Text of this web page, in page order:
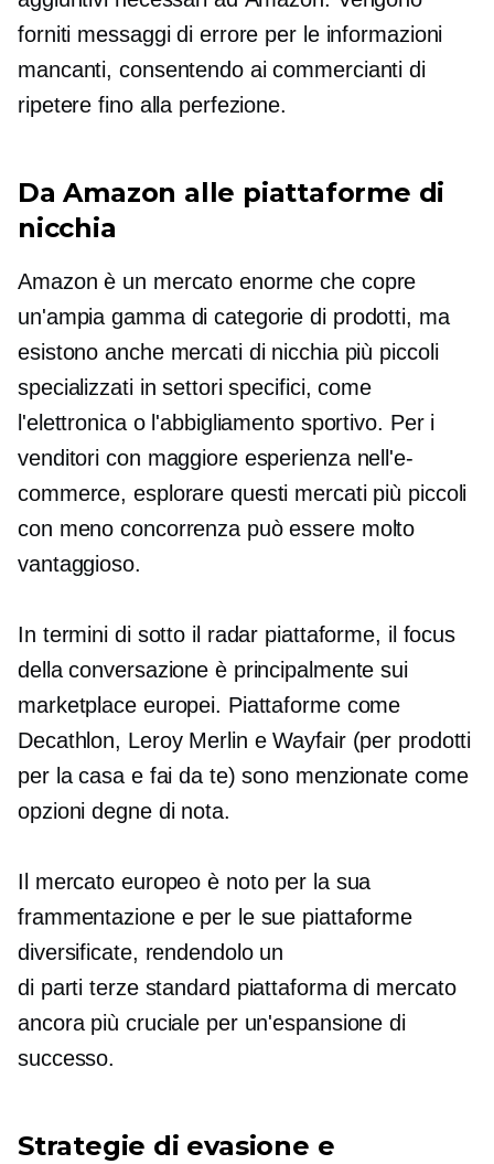
forniti messaggi di errore per le informazioni
mancanti, consentendo ai commercianti di
ripetere fino alla perfezione.
Da Amazon alle piattaforme di
nicchia
Amazon è un mercato enorme che copre
un'ampia gamma di categorie di prodotti, ma
esistono anche mercati di nicchia più piccoli
specializzati in settori specifici, come
l'elettronica o l'abbigliamento sportivo. Per i
venditori con maggiore esperienza nell'e-
commerce, esplorare questi mercati più piccoli
con meno concorrenza può essere molto
vantaggioso.
In termini di sotto il radar piattaforme, il focus
della conversazione è principalmente sui
marketplace europei. Piattaforme come
Decathlon, Leroy Merlin e Wayfair (per prodotti
per la casa e fai da te) sono menzionate come
opzioni degne di nota.
Il mercato europeo è noto per la sua
frammentazione e per le sue piattaforme
diversificate, rendendolo un
di parti terze standard piattaforma di mercato
ancora più cruciale per un'espansione di
successo.
Strategie di evasione e